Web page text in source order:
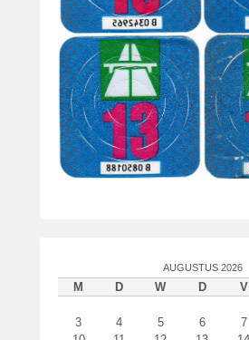
AUGUSTUS 2026
M D W D V
3
4 5 6 7